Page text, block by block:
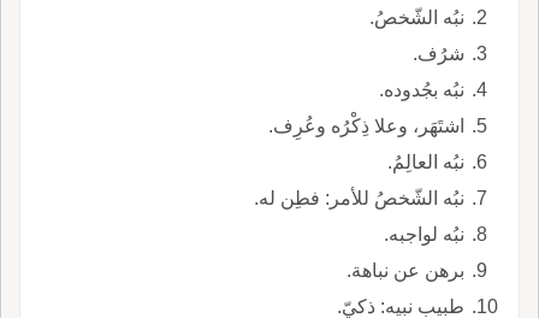
نبُه الشّخصُ.
شرُف.
نبُه بجُدوده.
اشتَهَر، وعلا ذِكْرُه وعُرِف.
نبُه العالِمُ.
نبُه الشّخصُ للأمر: فطِن له.
نبُه لواجبه.
برهن عن نباهة.
طبيب نبيه: ذكيّ.